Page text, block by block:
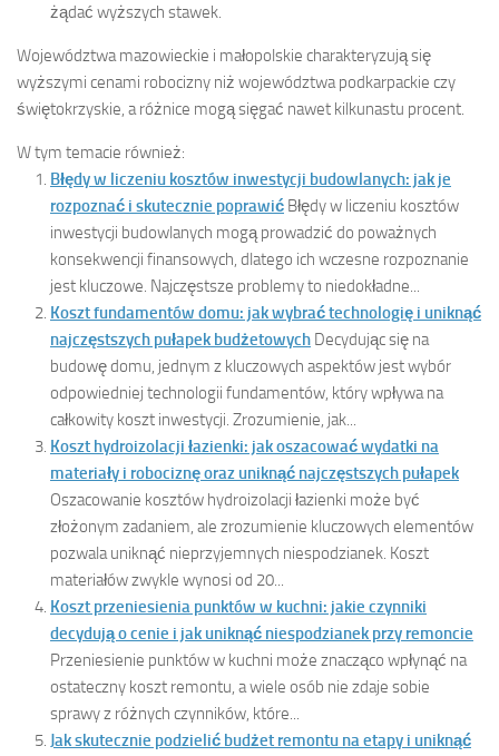
żądać wyższych stawek.
Województwa mazowieckie i małopolskie charakteryzują się
wyższymi cenami robocizny niż województwa podkarpackie czy
świętokrzyskie, a różnice mogą sięgać nawet kilkunastu procent.
W tym temacie również:
Błędy w liczeniu kosztów inwestycji budowlanych: jak je
rozpoznać i skutecznie poprawić Błędy w liczeniu kosztów
inwestycji budowlanych mogą prowadzić do poważnych
konsekwencji finansowych, dlatego ich wczesne rozpoznanie
jest kluczowe. Najczęstsze problemy to niedokładne...
Koszt fundamentów domu: jak wybrać technologię i uniknąć
najczęstszych pułapek budżetowych Decydując się na
budowę domu, jednym z kluczowych aspektów jest wybór
odpowiedniej technologii fundamentów, który wpływa na
całkowity koszt inwestycji. Zrozumienie, jak...
Koszt hydroizolacji łazienki: jak oszacować wydatki na
materiały i robociznę oraz uniknąć najczęstszych pułapek
Oszacowanie kosztów hydroizolacji łazienki może być
złożonym zadaniem, ale zrozumienie kluczowych elementów
pozwala uniknąć nieprzyjemnych niespodzianek. Koszt
materiałów zwykle wynosi od 20...
Koszt przeniesienia punktów w kuchni: jakie czynniki
decydują o cenie i jak uniknąć niespodzianek przy remoncie
Przeniesienie punktów w kuchni może znacząco wpłynąć na
ostateczny koszt remontu, a wiele osób nie zdaje sobie
sprawy z różnych czynników, które...
Jak skutecznie podzielić budżet remontu na etapy i uniknąć